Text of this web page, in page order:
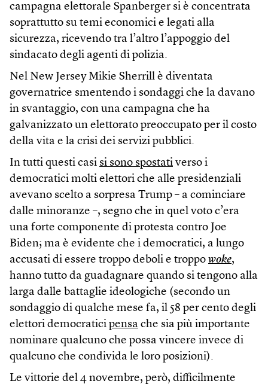
campagna elettorale Spanberger si è concentrata
soprattutto su temi economici e legati alla
sicurezza, ricevendo tra l’altro l’appoggio del
sindacato degli agenti di polizia.
Nel New Jersey Mikie Sherrill è diventata
governatrice smentendo i sondaggi che la davano
in svantaggio, con una campagna che ha
galvanizzato un elettorato preoccupato per il costo
della vita e la crisi dei servizi pubblici.
In tutti questi casi si sono spostati verso i
democratici molti elettori che alle presidenziali
avevano scelto a sorpresa Trump – a cominciare
dalle minoranze –, segno che in quel voto c’era
una forte componente di protesta contro Joe
Biden; ma è evidente che i democratici, a lungo
accusati di essere troppo deboli e troppo woke,
hanno tutto da guadagnare quando si tengono alla
larga dalle battaglie ideologiche (secondo un
sondaggio di qualche mese fa, il 58 per cento degli
elettori democratici pensa che sia più importante
nominare qualcuno che possa vincere invece di
qualcuno che condivida le loro posizioni).
Le vittorie del 4 novembre, però, difficilmente